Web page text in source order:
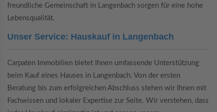
freundliche Gemeinschaft in Langenbach sorgen für eine hohe
Lebensqualität.
Unser Service: Hauskauf in Langenbach
Carpaten Immobilien bietet Ihnen umfassende Unterstützung
beim Kauf eines Hauses in Langenbach. Von der ersten
Beratung bis zum erfolgreichen Abschluss stehen wir Ihnen mit
Fachwissen und lokaler Expertise zur Seite. Wir verstehen, dass